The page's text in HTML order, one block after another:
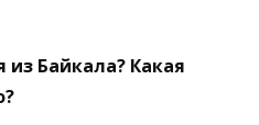
Байкала? Какая